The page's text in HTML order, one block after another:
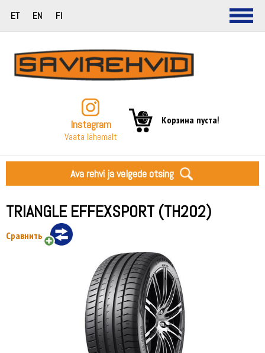
ET EN FI
Instagram
Vaata lähemalt
Корзина пуста!
Ava rehvi ja velgede otsing
TRIANGLE EFFEXSPORT (TH202)
Сравнить